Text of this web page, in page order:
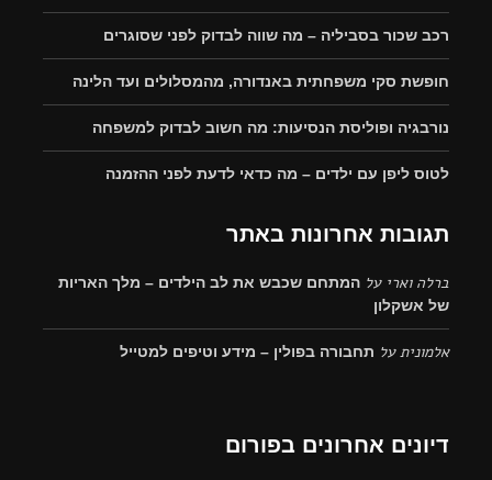
רכב שכור בסביליה – מה שווה לבדוק לפני שסוגרים
חופשת סקי משפחתית באנדורה, מהמסלולים ועד הלינה
נורבגיה ופוליסת הנסיעות: מה חשוב לבדוק למשפחה
לטוס ליפן עם ילדים – מה כדאי לדעת לפני ההזמנה
תגובות אחרונות באתר
ברלה וארי על המתחם שכבש את לב הילדים – מלך האריות
של אשקלון
אלמוניתעל תחבורה בפולין – מידע וטיפים למטייל
דיונים אחרונים בפורום